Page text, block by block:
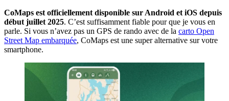
CoMaps est officiellement disponible sur Android et iOS depuis
début juillet 2025. C’est suffisamment fiable pour que je vous en
parle. Si vous n’avez pas un GPS de rando avec de la carto Open
Street Map embarquée, CoMaps est une super alternative sur votre
smartphone.